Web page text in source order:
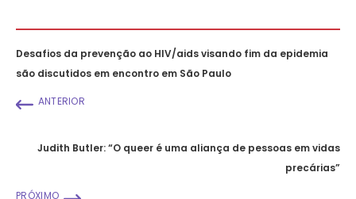
Desafios da prevenção ao HIV/aids visando fim da epidemia
são discutidos em encontro em São Paulo
ANTERIOR
Judith Butler: “O queer é uma aliança de pessoas em vidas
precárias”
PRÓXIMO